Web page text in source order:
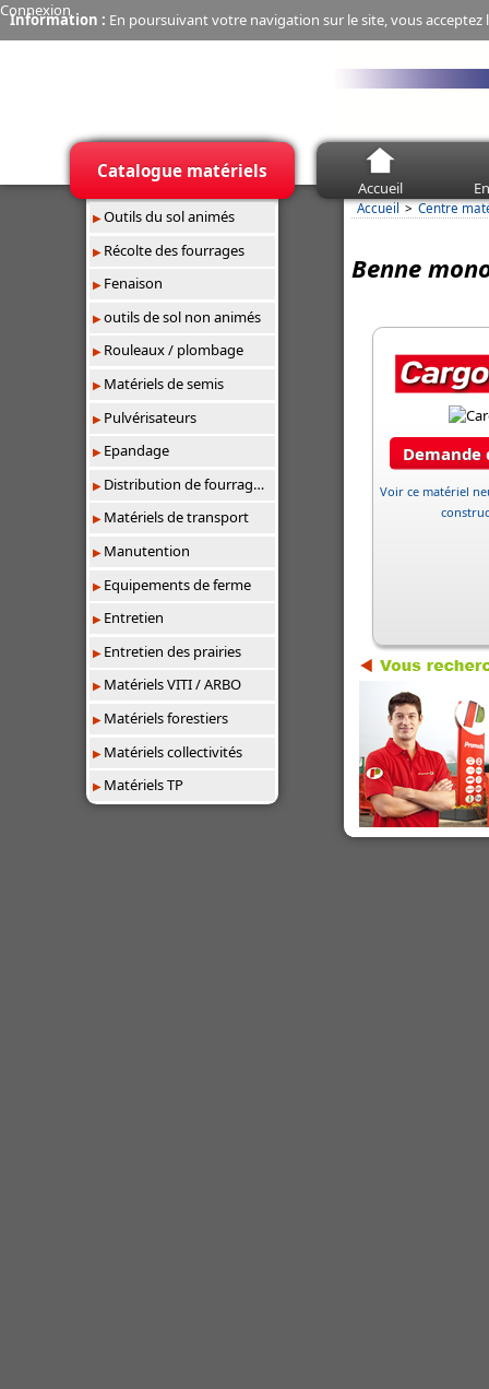
Information : En poursuivant votre navigation sur le site, vous
Connexion
Accueil
Catalogue matériels
Outils du sol animés
Récolte des fourrages
Fenaison
outils de sol non animés
Rouleaux / plombage
Matériels de semis
Pulvérisateurs
Epandage
Distribution de fourrages/paillage
Matériels de transport
Manutention
Equipements de ferme
Entretien
Entretien des prairies
Matériels VITI / ARBO
Matériels forestiers
Matériels collectivités
Matériels TP
Accueil Centre
Benne
Demande
Voir ce matériel